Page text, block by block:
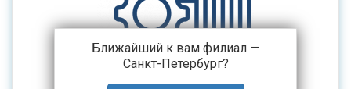
Ближайший к вам филиал —
Санкт-Петербург?
Цилиндр сцепления рабочий Hongyan